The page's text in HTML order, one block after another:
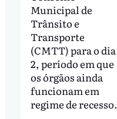
Municipal de
Trânsito e
Transporte
(CMTT) para o dia
2, período em que
os órgãos ainda
funcionam em
regime de recesso.